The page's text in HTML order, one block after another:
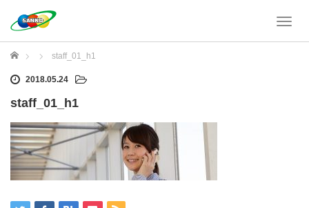
T
ホーム staff_01_h1
2018.05.24
staff_01_h1